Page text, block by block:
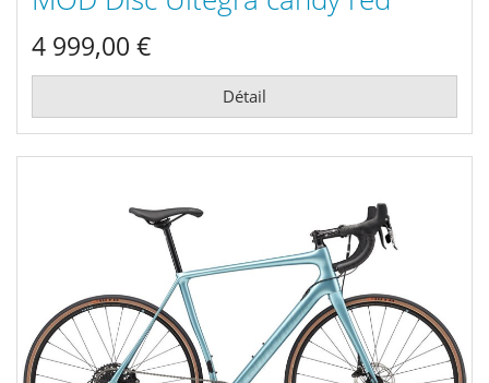
2021
4 999,00 €
Détail